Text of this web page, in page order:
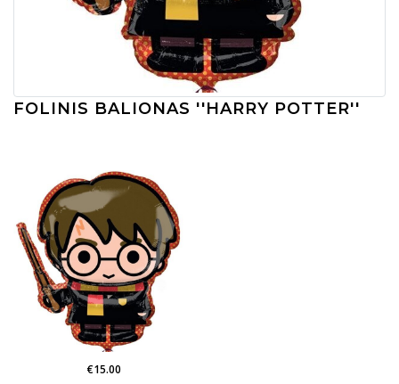
FOLINIS BALIONAS ''HARRY POTTER''
€15.00